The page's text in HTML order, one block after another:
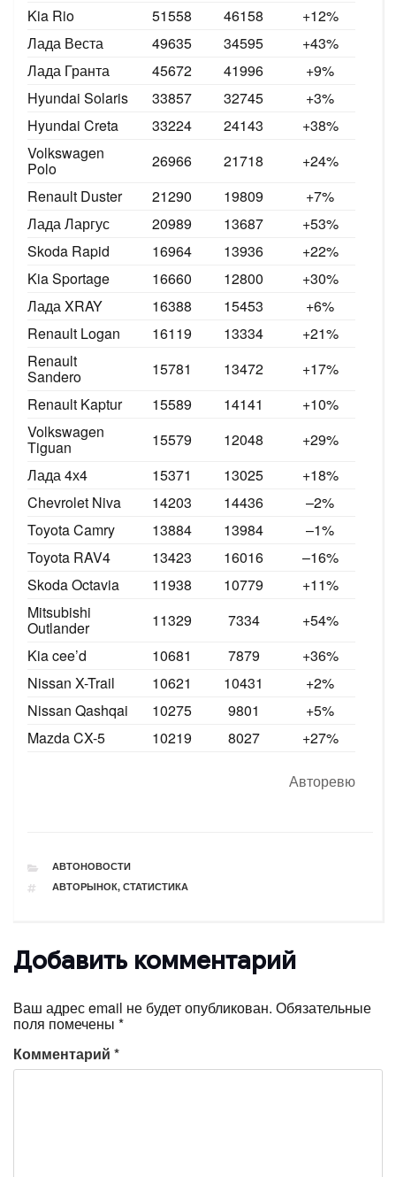
Kia Rio 51558 46158
+12%
Лада Веста
49635 34595
+43%
Лада Гранта
45672 41996
+9%
Hyundai Solaris
33857 32745
+3%
Hyundai Creta
33224 24143 +38%
Volkswagen
Polo 26966 21718
+24%
Renault Duster
21290 19809
+7%
Лада Ларгус
20989 13687
+53%
Skoda Rapid
16964 13936
+22%
Kia Sportage
16660 12800
+30%
Лада XRAY
16388 15453
+6%
Renault Logan
16119 13334
+21%
Renault
Sandero 15781 13472
+17%
Renault Kaptur
15589 14141
+10%
Volkswagen
Tiguan 15579 12048
+29%
Лада 4х4
15371 13025
+18%
Chevrolet Niva
14203 14436
–2%
Toyota Camry
13884 13984
–1%
Toyota RAV4
13423 16016
–16%
Skoda Octavia
11938 10779
+11%
Mitsubishi
Outlander 11329 7334
+54%
Kia cee’d
10681 7879
+36%
Nissan X-Trail
10621 10431
+2%
Nissan Qashqai
10275 9801
+5%
Mazda CX-5
10219 8027 +27%
Авторевю
РУБРИКИ
АВТОНОВОСТИ
ТЕГИ
АВТОРЫНОК, СТАТИСТИКА
Добавить комментарий
Ваш адрес email не будет опубликован. Обязательные
поля помечены *
Комментарий *